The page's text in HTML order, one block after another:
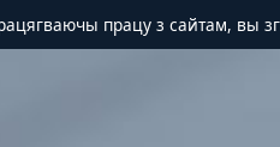
працу з сайтам, вы